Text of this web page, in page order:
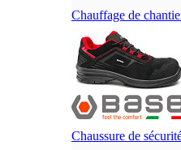
Chauffage de
Chaussure de